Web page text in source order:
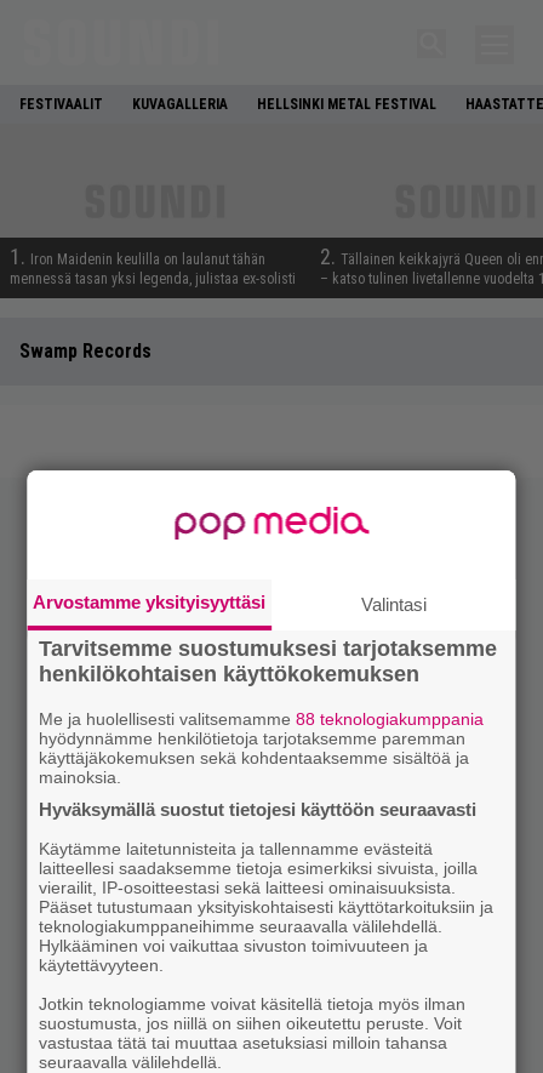
FESTIVAALIT KUVAGALLERIA HELLSINKI METAL FESTIVAL
1.
Iron Maidenin keulilla on laulanut tähän
mennessä tasan yksi legenda, julistaa ex-solisti
2. Tällainen keikkajyrä Queen oli
– katso tulinen livetallenne vuodelta
Swamp Records
Arvostamme yksityisyyttäsi Valintasi
Tarvitsemme suostumuksesi tarjotaksemme
henkilökohtaisen käyttökokemuksen
Me ja huolellisesti valitsemamme88 teknologiakumppania
hyödynnämme henkilötietoja tarjotaksemme paremman
käyttäjäkokemuksen sekä kohdentaaksemme sisältöä ja
mainoksia.
Hyväksymällä suostut tietojesi käyttöön seuraavasti
Käytämme laitetunnisteita ja tallennamme evästeitä
laitteellesi saadaksemme tietoja esimerkiksi sivuista, joilla
vierailit, IP-osoitteestasi sekä laitteesi ominaisuuksista.
Pääset tutustumaan yksityiskohtaisesti käyttötarkoituksiin ja
teknologiakumppaneihimme seuraavalla välilehdellä.
Hylkääminen voi vaikuttaa sivuston toimivuuteen ja
käytettävyyteen.
Jotkin teknologiamme voivat käsitellä tietoja myös ilman
suostumusta, jos niillä on siihen oikeutettu peruste. Voit
vastustaa tätä tai muuttaa asetuksiasi milloin tahansa
seuraavalla välilehdellä.